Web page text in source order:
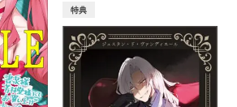
特典